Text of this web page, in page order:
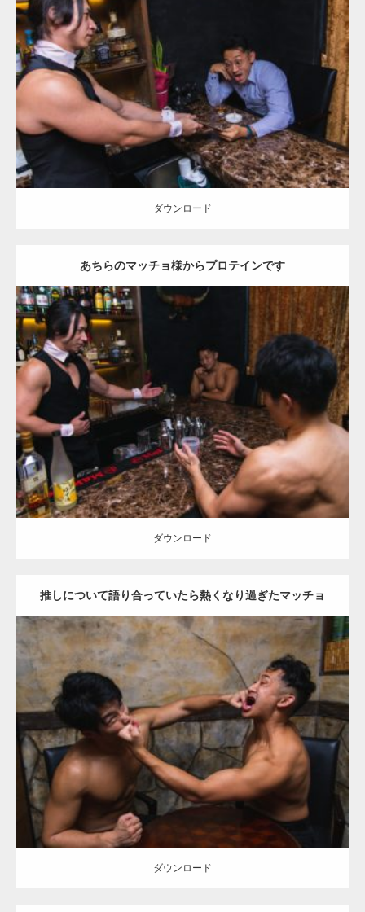
Update:
Category: バーのマッチョ
ダウンロード
ダウンロード
あちらのマッチョ様からプロテインです
2023.02.6
Category: バーのマッチョ
ダウンロード
ダウンロード
推しについて語り合っていたら熱くなり過ぎたマッチョ
Update:2021.07.8
Category:バーのマッチョ 外資系筋肉 肩 殴られマッチョ
ダウンロード
ダウンロード